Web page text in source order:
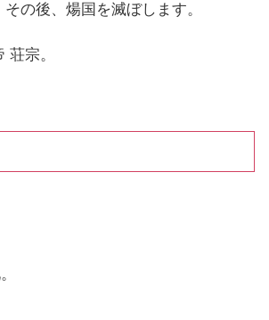
の後、煬国を滅ぼします。
荘宗。